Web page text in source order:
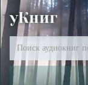
уКниг